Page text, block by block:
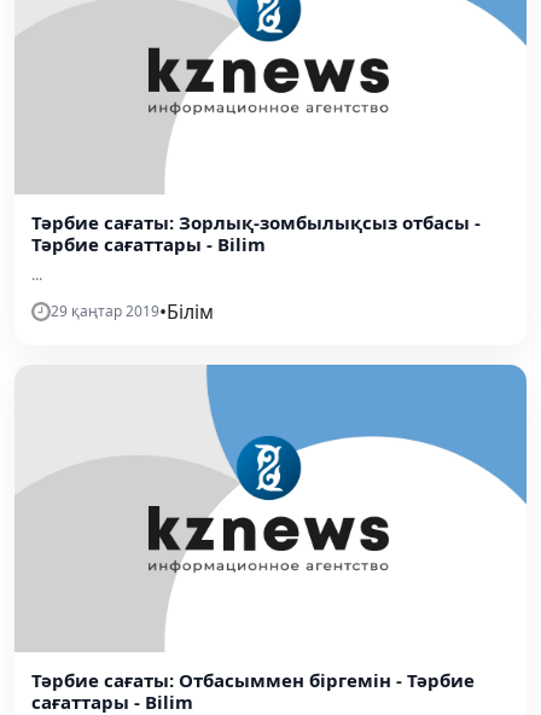
Тәрбие сағаты: Зорлық-зомбылықсыз отбасы -
Тәрбие сағаттары - Bilim
...
29 қаңтар 2019•Білім
Тәрбие сағаты: Отбасыммен біргемін - Тәрбие
сағаттары - Bilim